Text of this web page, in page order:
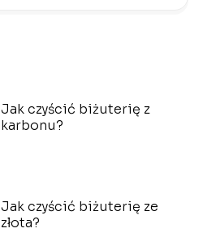
Jak czyścić biżuterię z
karbonu?
Jak czyścić biżuterię ze
złota?